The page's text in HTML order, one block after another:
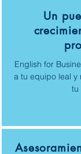
Un
English for
a tu equipo leal y
tu